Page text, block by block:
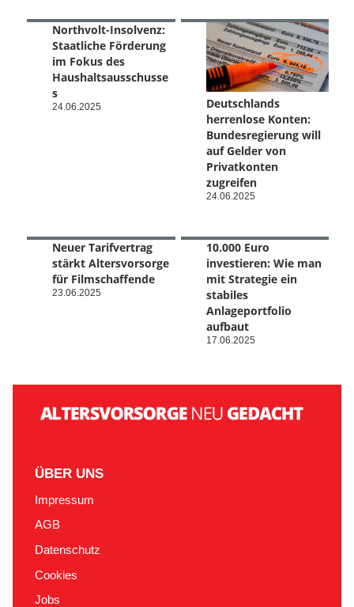
Northvolt-Insolvenz:
Staatliche Förderung
im Fokus des
Haushaltsausschusse
s
24.06.2025
Deutschlands
herrenlose Konten:
Bundesregierung will
auf Gelder von
Privatkonten
zugreifen
24.06.2025
Neuer Tarifvertrag
stärkt Altersvorsorge
für Filmschaffende
23.06.2025
10.000 Euro
investieren: Wie man
mit Strategie ein
stabiles
Anlageportfolio
aufbaut
17.06.2025
ÜBER UNS
Impressum
AGB
Datenschutz
Cookies
Jobs